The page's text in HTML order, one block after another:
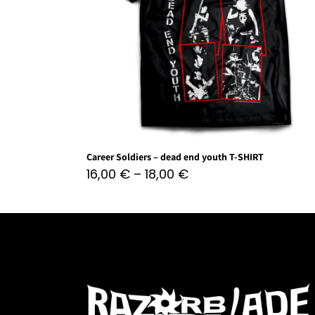
Career Soldiers – dead end youth T-SHIRT
16,00 € –18,00 €